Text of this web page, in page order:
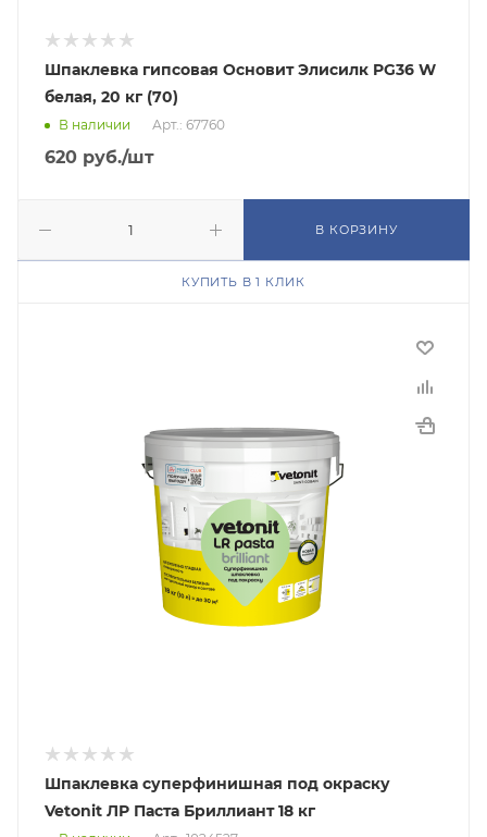
Шпаклевка гипсовая Основит Элисилк PG36 W
белая, 20 кг (70)
В наличии Арт.: 67760
620 руб./шт
В КОРЗИНУ
КУПИТЬ В 1 КЛИК
Шпаклевка суперфинишная под окраску
Vetonit ЛР Паста Бриллиант 18 кг